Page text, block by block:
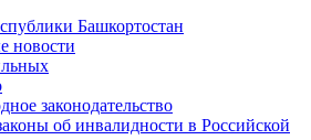
Башкортостан
новости
законодательство
об инвалидности в Российской